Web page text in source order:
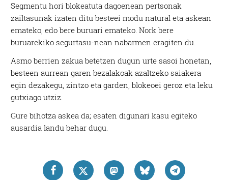
Segmentu hori blokeatuta dagoenean pertsonak
zailtasunak izaten ditu besteei modu natural eta askean
emateko, edo bere buruari emateko. Nork bere
buruarekiko segurtasu-nean nabarmen eragiten du.
Asmo berrien zakua betetzen dugun urte sasoi honetan,
besteen aurrean garen bezalakoak azaltzeko saiakera
egin dezakegu, zintzo eta garden, blokeoei geroz eta leku
gutxiago utziz.
Gure bihotza askea da; esaten digunari kasu egiteko
ausardia landu behar dugu.